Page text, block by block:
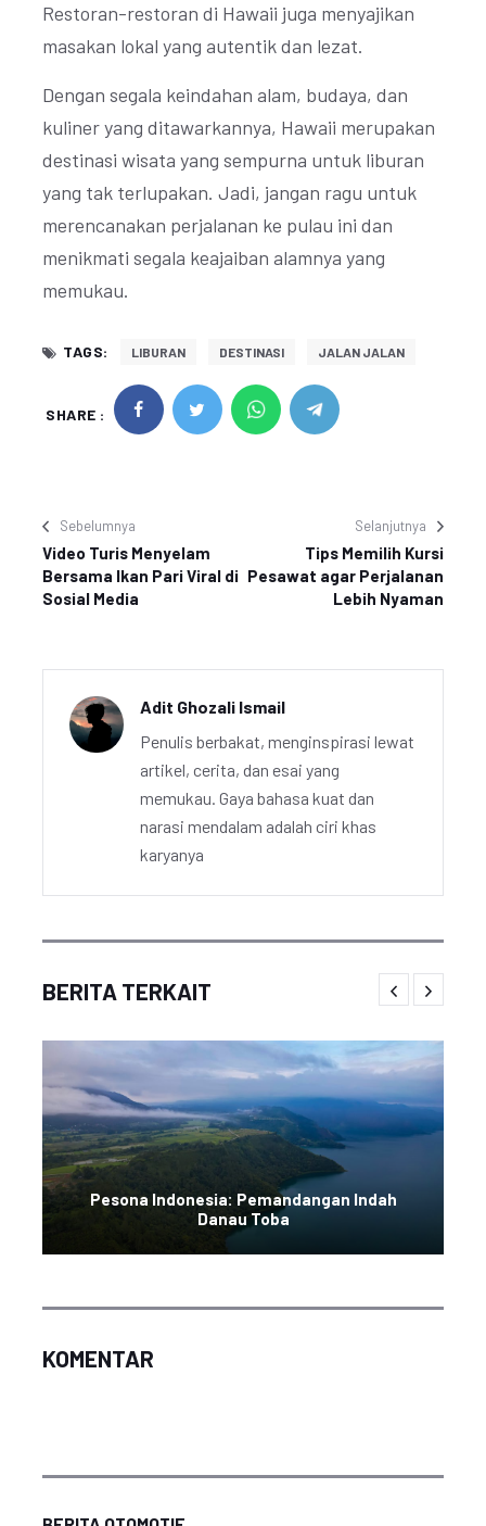
Restoran-restoran di Hawaii juga menyajikan
masakan lokal yang autentik dan lezat.
Dengan segala keindahan alam, budaya, dan
kuliner yang ditawarkannya, Hawaii merupakan
destinasi wisata yang sempurna untuk liburan
yang tak terlupakan. Jadi, jangan ragu untuk
merencanakan perjalanan ke pulau ini dan
menikmati segala keajaiban alamnya yang
memukau.
TAGS: LIBURAN DESTINASI JALAN JALAN
SHARE :
Sebelumnya
Video Turis Menyelam
Bersama Ikan Pari Viral di
Sosial Media
Selanjutnya
Tips Memilih Kursi
Pesawat agar Perjalanan
Lebih Nyaman
Adit Ghozali Ismail
Penulis berbakat, menginspirasi lewat
artikel, cerita, dan esai yang
memukau. Gaya bahasa kuat dan
narasi mendalam adalah ciri khas
karyanya
BERITA TERKAIT
Pesona Indonesia: Pemandangan Indah
Danau Toba
KOMENTAR